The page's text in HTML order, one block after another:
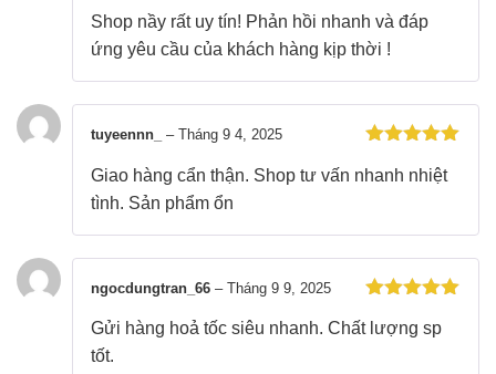
hạng55
sao
Shop nầy rất uy tín! Phản hồi nhanh và đáp
ứng yêu cầu của khách hàng kịp thời !
hạng 55
tuyeennn_ – Tháng 9 4, 2025
Giao hàng cẩn thận. Shop tư vấn nhanh nhiệt
tình. Sản phẩm ổn
hạng55
ngocdungtran_66 – Tháng 9 9, 2025
Gửi hàng hoả tốc siêu nhanh. Chất lượng sp
tốt.